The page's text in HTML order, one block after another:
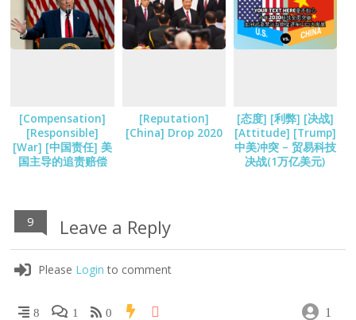
[Compensation]
[Responsible]
[War] [中国责任] 美
国主导的追责赔偿
[Reputation]
[China] Drop 2020
[态度] [利弊] [决战]
[Attitude] [Trump]
中美冲突 – 贸易科技
决战(1万亿美元)
9 Leave a Reply
Please Login to comment
8 1 0 1